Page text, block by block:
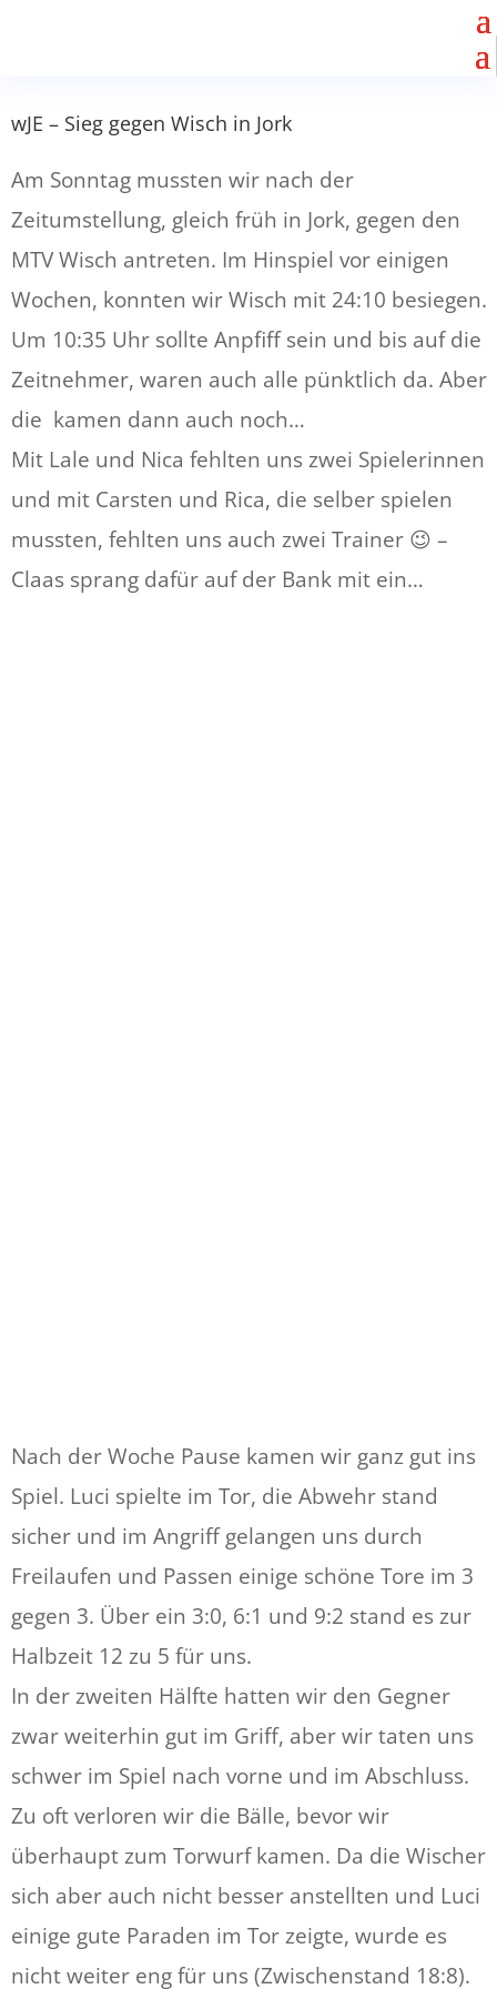
wJE – Sieg gegen Wisch in Jork
Am Sonntag mussten wir nach der
Zeitumstellung, gleich früh in Jork, gegen den
MTV Wisch antreten. Im Hinspiel vor einigen
Wochen, konnten wir Wisch mit 24:10 besiegen.
Um 10:35 Uhr sollte Anpfiff sein und bis auf die
Zeitnehmer, waren auch alle pünktlich da. Aber
die kamen dann auch noch…
Mit Lale und Nica fehlten uns zwei Spielerinnen
und mit Carsten und Rica, die selber spielen
mussten, fehlten uns auch zwei Trainer 😉 –
Claas sprang dafür auf der Bank mit ein…
Nach der Woche Pause kamen wir ganz gut ins
Spiel. Luci spielte im Tor, die Abwehr stand
sicher und im Angriff gelangen uns durch
Freilaufen und Passen einige schöne Tore im 3
gegen 3. Über ein 3:0, 6:1 und 9:2 stand es zur
Halbzeit 12 zu 5 für uns.
In der zweiten Hälfte hatten wir den Gegner
zwar weiterhin gut im Griff, aber wir taten uns
schwer im Spiel nach vorne und im Abschluss.
Zu oft verloren wir die Bälle, bevor wir
überhaupt zum Torwurf kamen. Da die Wischer
sich aber auch nicht besser anstellten und Luci
einige gute Paraden im Tor zeigte, wurde es
nicht weiter eng für uns (Zwischenstand 18:8).